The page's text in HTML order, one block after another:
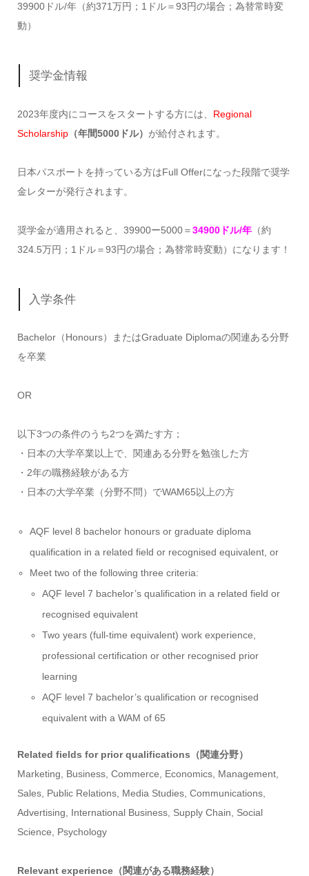
39900ドル/年（約371万円； 1ドル＝93円の場合；為替常時変
動）
奨学金情報
2023年度内にコースをスタートする方には、 Regional
Scholarship（年間5000ドル） が給付されます。
日本パスポートを持っている方はFull Offerになった段階で奨学
金レターが発行されます。
奨学金が適用されると、39900ー5000＝34900ドル/年（約
324.5万円； 1ドル＝93円の場合；為替常時変動）になります！
入学条件
Bachelor（Honours）またはGraduate Diplomaの関連ある分野
を卒業
OR
以下3つの条件のうち2つを満たす方；
・日本の大学卒業以上で、関連ある分野を勉強した方
・2年の職務経験がある方
・日本の大学卒業（分野不問）でWAM65以上の方
AQF level 8 bachelor honours or graduate diploma
qualification in a related field or recognised equivalent, or
Meet two of the following three criteria:
AQF level 7 bachelor’s qualification in a related field or
recognised equivalent
Two years (full-time equivalent) work experience,
professional certification or other recognised prior
learning
AQF level 7 bachelor’s qualification or recognised
equivalent with a WAM of 65
Related fields for prior qualifications（関連分野）
Marketing, Business, Commerce, Economics, Management,
Sales, Public Relations, Media Studies, Communications,
Advertising, International Business, Supply Chain, Social
Science, Psychology
Relevant experience（関連がある職務経験）